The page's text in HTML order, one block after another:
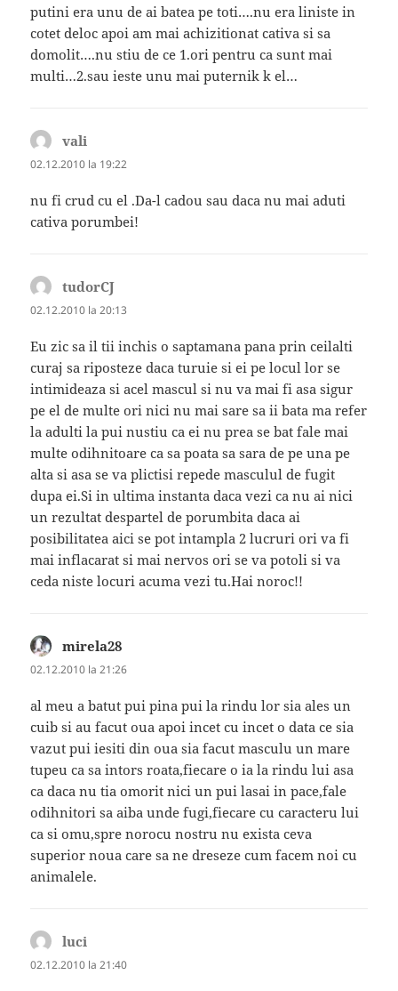
putini era unu de ai batea pe toti….nu era liniste in
cotet deloc apoi am mai achizitionat cativa si sa
domolit….nu stiu de ce 1.ori pentru ca sunt mai
multi…2.sau ieste unu mai puternik k el…
vali
02.12.2010 la 19:22
nu fi crud cu el .Da-l cadou sau daca nu mai aduti
cativa porumbei!
tudorCJ
02.12.2010 la 20:13
Eu zic sa il tii inchis o saptamana pana prin ceilalti
curaj sa riposteze daca turuie si ei pe locul lor se
intimideaza si acel mascul si nu va mai fi asa sigur
pe el de multe ori nici nu mai sare sa ii bata ma refer
la adulti la pui nustiu ca ei nu prea se bat fale mai
multe odihnitoare ca sa poata sa sara de pe una pe
alta si asa se va plictisi repede masculul de fugit
dupa ei.Si in ultima instanta daca vezi ca nu ai nici
un rezultat despartel de porumbita daca ai
posibilitatea aici se pot intampla 2 lucruri ori va fi
mai inflacarat si mai nervos ori se va potoli si va
ceda niste locuri acuma vezi tu.Hai noroc!!
mirela28
02.12.2010 la 21:26
al meu a batut pui pina pui la rindu lor sia ales un
cuib si au facut oua apoi incet cu incet o data ce sia
vazut pui iesiti din oua sia facut masculu un mare
tupeu ca sa intors roata,fiecare o ia la rindu lui asa
ca daca nu tia omorit nici un pui lasai in pace,fale
odihnitori sa aiba unde fugi,fiecare cu caracteru lui
ca si omu,spre norocu nostru nu exista ceva
superior noua care sa ne dreseze cum facem noi cu
animalele.
luci
02.12.2010 la 21:40